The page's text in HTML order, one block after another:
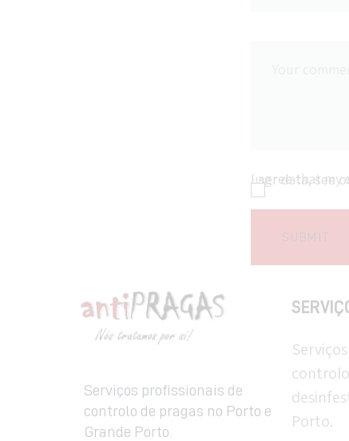
I agree that my submitted data is being collected and stored. For further details on handling
Serviços profissionais de
controlo de pragas no Porto e
Grande Porto.
Porto.